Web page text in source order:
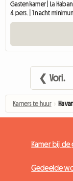
Gastenkamer | La
4 pers. | 1 nacht
❮ Vori.
Kamers te huur ›
Kamer bij de
Gedeelde